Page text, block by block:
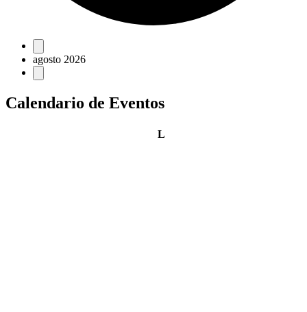
Eventos
agosto 2026
Calendario de Eventos
Llunes